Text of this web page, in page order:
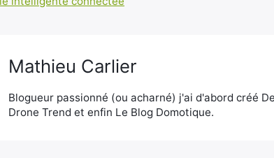
Mathieu Carlier
Blogueur passionné (ou acharné) j'ai d'abord créé
Drone Trend et enfin Le Blog Domotique.